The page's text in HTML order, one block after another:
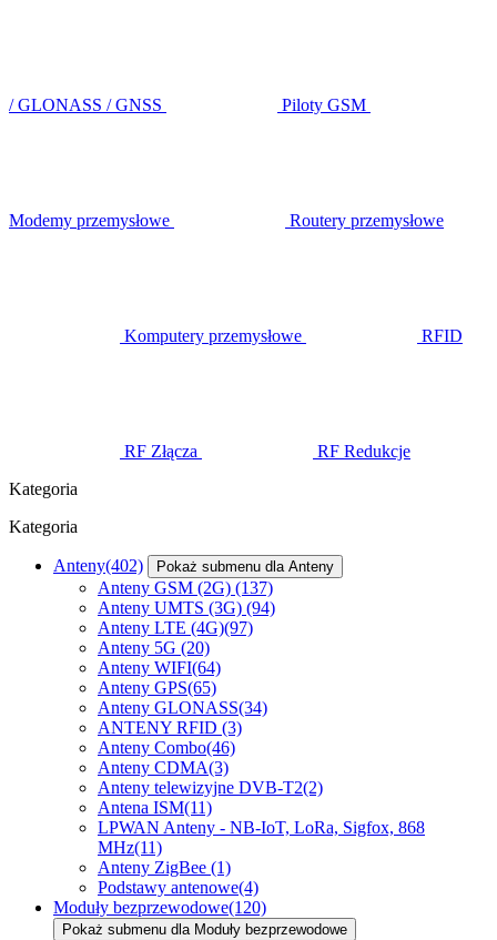
/ GLONASS / GNSS Piloty GSM
Modemy przemysłowe Routery przemysłowe
Komputery przemysłowe RFID
RF Złącza
RF Redukcje
Kategoria
Kategoria
Anteny(402) Pokaż submenu dla Anteny
Anteny GSM (2G) (137)
Anteny UMTS (3G) (94)
Anteny LTE (4G)(97)
Anteny 5G (20)
Anteny WIFI(64)
Anteny GPS(65)
Anteny GLONASS(34)
ANTENY RFID (3)
Anteny Combo(46)
Anteny CDMA(3)
Anteny telewizyjne DVB-T2(2)
Antena ISM(11)
LPWAN Anteny - NB-IoT, LoRa, Sigfox, 868
MHz(11)
Anteny ZigBee (1)
Podstawy antenowe(4)
Moduły bezprzewodowe(120)
Pokaż submenu dla Moduły bezprzewodowe